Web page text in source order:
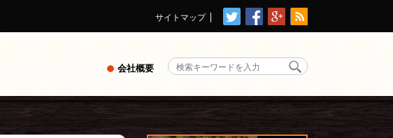
サイトマップ
会社概要